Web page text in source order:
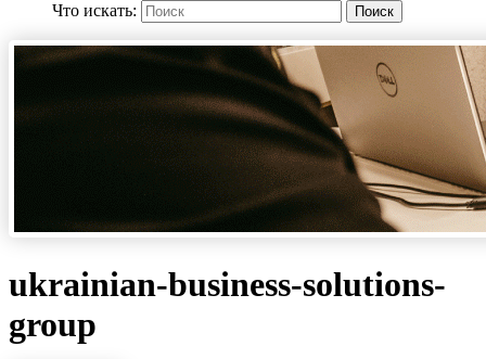
Что искать:
Поиск
ukrainian-business-solutions-
group